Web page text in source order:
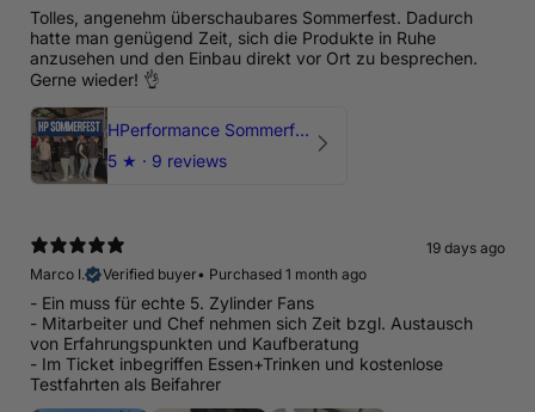
Tolles, angenehm überschaubares Sommerfest. Dadurch
hatte man genügend Zeit, sich die Produkte in Ruhe
anzusehen und den Einbau direkt vor Ort zu besprechen.
Gerne wieder! 👌
HPerformance Sommerfest 2026
5 ★ · 9 reviews
19 days ago
Marco I.
Verified buyer• Purchased 1 month ago
- Ein muss für echte 5. Zylinder Fans
- Mitarbeiter und Chef nehmen sich Zeit bzgl. Austausch
von Erfahrungspunkten und Kaufberatung
- Im Ticket inbegriffen Essen+Trinken und kostenlose
Testfahrten als Beifahrer